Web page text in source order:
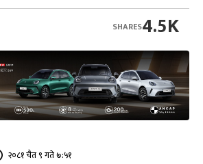
4.5K
SHARES
२०८१ चैत ९ गते ७:५१